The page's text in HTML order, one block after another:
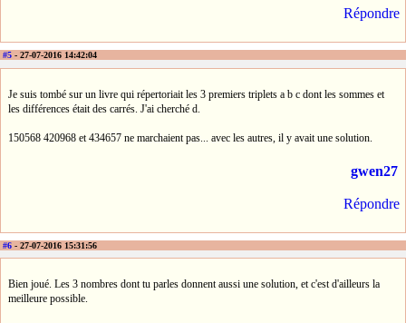
Répondre
#5 - 27-07-2016 14:42:04
Je suis tombé sur un livre qui répertoriait les 3 premiers triplets a b c dont les sommes et
les différences était des carrés. J'ai cherché d.
150568 420968 et 434657 ne marchaient pas... avec les autres, il y avait une solution.
gwen27
Répondre
#6 - 27-07-2016 15:31:56
Bien joué. Les 3 nombres dont tu parles donnent aussi une solution, et c'est d'ailleurs la
meilleure possible.